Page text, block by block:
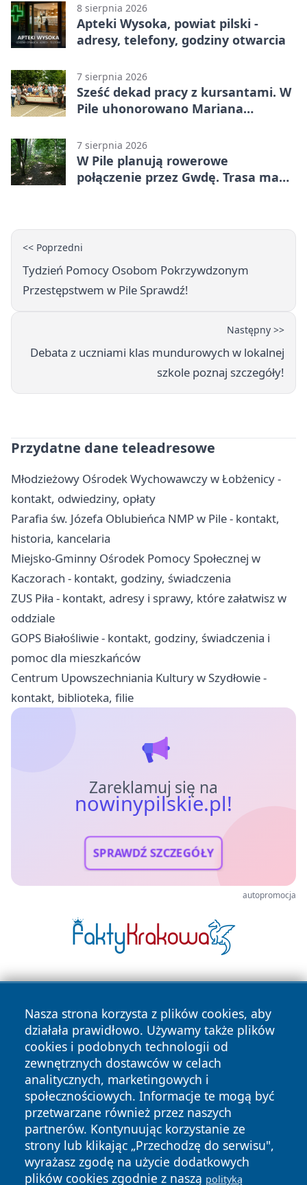
8 sierpnia 2026
Apteki Wysoka, powiat pilski -
adresy, telefony, godziny otwarcia
7 sierpnia 2026
Sześć dekad pracy z kursantami. W
Pile uhonorowano Mariana
7 sierpnia 2026
W Pile planują rowerowe
połączenie przez Gwdę. Trasa ma
<< Poprzedni
Tydzień Pomocy Osobom Pokrzywdzonym
Przestępstwem w Pile Sprawdź!
Następny >>
Debata z uczniami klas mundurowych w lokalnej
szkole poznaj szczegóły!
Przydatne dane teleadresowe
Młodzieżowy Ośrodek Wychowawczy w Łobżenicy -
kontakt, odwiedziny, opłaty
Parafia św. Józefa Oblubieńca NMP w Pile - kontakt,
historia, kancelaria
Miejsko-Gminny Ośrodek Pomocy Społecznej w
Kaczorach - kontakt, godziny, świadczenia
ZUS Piła - kontakt, adresy i sprawy, które załatwisz w
oddziale
GOPS Białośliwie - kontakt, godziny, świadczenia i
pomoc dla mieszkańców
Centrum Upowszechniania Kultury w Szydłowie -
kontakt, biblioteka, filie
Zareklamuj się na
nowinypilskie.pl!
SPRAWDŹ SZCZEGÓŁY
autopromocja
Nasza strona korzysta z plików cookies, aby
działała prawidłowo. Używamy także plików
cookies i podobnych technologii od
zewnętrznych dostawców w celach
analitycznych, marketingowych i
społecznościowych. Informacje te mogą być
przetwarzane również przez naszych
partnerów. Kontynuując korzystanie ze
strony lub klikając „Przechodzę do serwisu",
wyrażasz zgodę na użycie dodatkowych
plików cookies zgodnie z naszą polityką
Copyright © 2026 nowinypilskie.pl Wszystkie prawa
zastrzeżone.
News Autorzy
Polityka
Prywatności
Polityka
Cookies